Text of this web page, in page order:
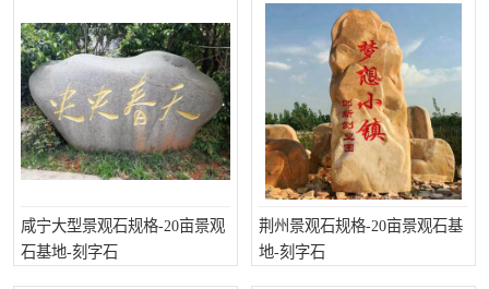
咸宁大型景观石规格-20亩景观
石基地-刻字石
荆州景观石规格-20亩景观石基
地-刻字石